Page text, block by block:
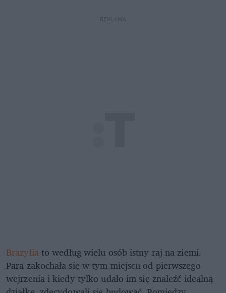
REKLAMA
Brazyliato według wielu osób istny raj na ziemi.
Para zakochała się w tym miejscu od pierwszego
wejrzenia i kiedy tylko udało im się znaleźć idealną